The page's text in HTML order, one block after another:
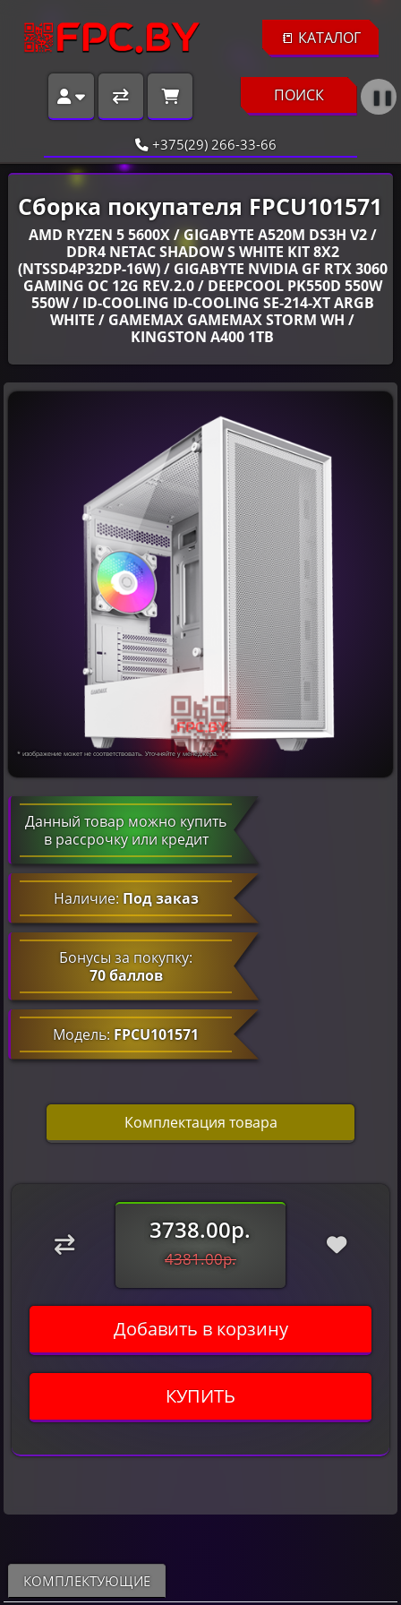
📒 КАТАЛОГ
ПОИСК ❚❚
+375(29) 266-33-66
Сборка покупателя FPCU101571
AMD RYZEN 5 5600X / GIGABYTE A520M DS3H V2 /
DDR4 NETAC SHADOW S WHITE KIT 8X2
(NTSSD4P32DP-16W) / GIGABYTE NVIDIA GF RTX 3060
GAMING OC 12G REV.2.0 / DEEPCOOL PK550D 550W
550W / ID-COOLING ID-COOLING SE-214-XT ARGB
WHITE / GAMEMAX GAMEMAX STORM WH /
KINGSTON A400 1TB
* изображение может не соответствовать. Уточняйте у менеджера.
Данный товар можно купить
в рассрочку или кредит
Наличие:Под заказ
Бонусы за покупку:
70 баллов
Модель:FPCU101571
Комплектация товара
3738.00р.
4381.00р.
Добавить в корзину
КУПИТЬ
КОМПЛЕКТУЮЩИЕ